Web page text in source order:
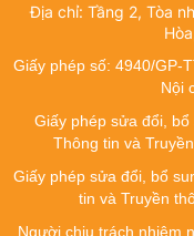
Địa chỉ: Tầng 2, Tòa
Giấy phép số: 4940/GP-
Nội
Giấy phép sửa đổi,
Thông tin và
Giấy phép sửa đổi, bổ
tin và Truyền
Người chịu trách nhiệm